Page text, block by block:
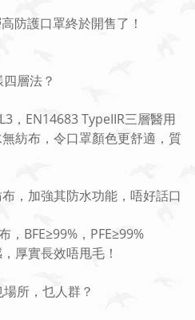
防護口罩終於開售了！
層法？
，EN14683 TypeIIR三層醫用
紡布，令口罩顏色更舒適，質
，加強其防水功能，唔好話口
，BFE≥99%，PFE≥99%
厚實長效唔甩毛！
所，乜人群？